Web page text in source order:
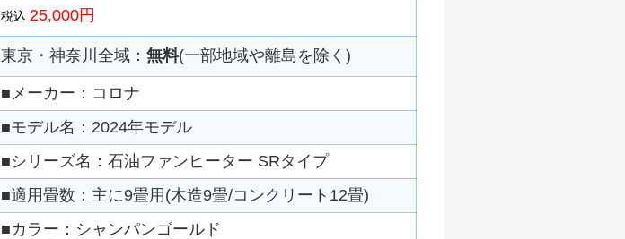
税込 25,000円
東京・神奈川全域： 無料(一部地域や離島を除く)
■メーカー：コロナ
■モデル名：2024年モデル
■シリーズ名：石油ファンヒーター SRタイプ
■適用畳数：主に9畳用(木造9畳/コンクリート12畳)
■カラー：シャンパンゴールド